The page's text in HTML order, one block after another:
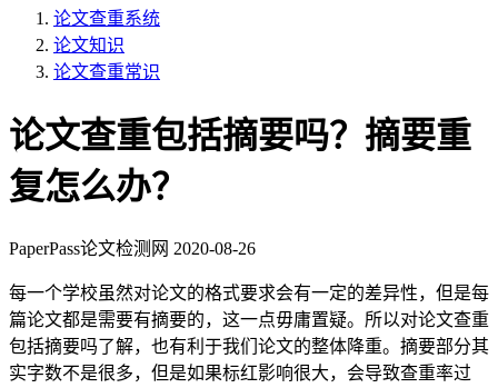
论文查重系统
论文知识
论文查重常识
论文查重包括摘要吗？摘要重
复怎么办？
PaperPass论文检测网 2020-08-26
每一个学校虽然对论文的格式要求会有一定的差异性，但是每
篇论文都是需要有摘要的，这一点毋庸置疑。所以对论文查重
包括摘要吗了解，也有利于我们论文的整体降重。摘要部分其
实字数不是很多，但是如果标红影响很大，会导致查重率过